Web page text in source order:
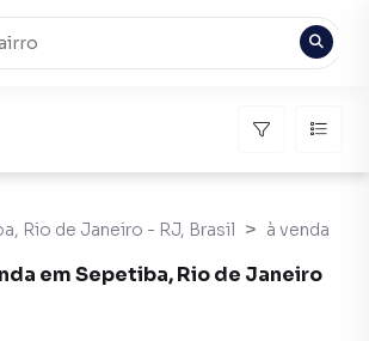
Rio de Janeiro - RJ, Brasil à venda
em Sepetiba, Rio de Janeiro